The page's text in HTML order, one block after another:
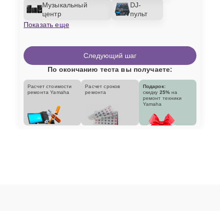
Музыкальный
центр
DJ-
пульт
Показать еще
Следующий шаг
По окончанию теста вы получаете:
Расчет стоимости
ремонта Yamaha
Расчет сроков
ремонта
Подарок:
скидку 25% на
ремонт техники
Yamaha